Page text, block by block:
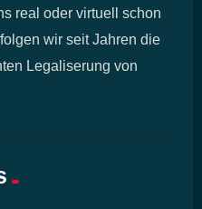
real oder virtuell schon
wir seit Jahren die
Legaliserung von